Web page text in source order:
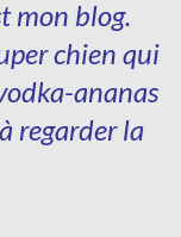
mon blog.
chien qui
ananas
regarder la